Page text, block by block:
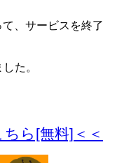
、サービスを終了
た。
ら[無料]＜＜